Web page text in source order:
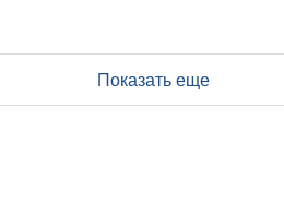
Показать еще